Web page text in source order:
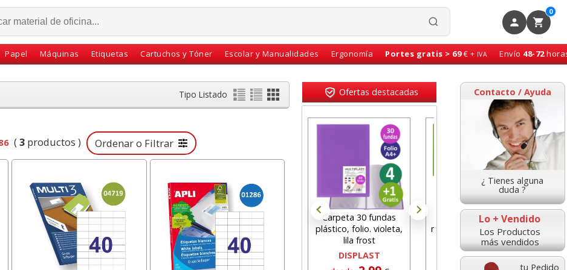
0
Papel Máquinas Etiquetas Cartuchos y Tóner Escolar y Manualidades Ergonomía Portes gratis > 69€ + IVA Envío 48-72
Contacto / Ayuda
¿ Tienes alguna
duda ?
Lo + Vendido
Los Productos
más vendidos
tu Pedido
Tipo Listado
(3 productos ) Ordenar o Filtrar
Ofertas destacadas
Frozen
Metalizado
Bloc notas adhesivas
76x76 100h Rosa chicle
neón fluor
Dymo Letratag LT-
200B Rotuladora
etiquetadora bluetooth
Carpeta 30 fundas
plástico, folio. violeta,
lila frost
DISPLAST
Clips niquelados
numero 2 - 32 mm caja
100 uds. Self-Office